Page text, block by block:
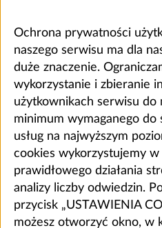
Ochrona prywatności
naszego serwisu ma dla
duże znaczenie.
wykorzystanie i zbieranie
użytkownikach serwisu do
minimum wymaganego do
usług na najwyższym
cookies wykorzystujemy w
prawidłowego działania
analizy liczby odwiedzin.
przycisk „USTAWIENIA
możesz otworzyć okno, w